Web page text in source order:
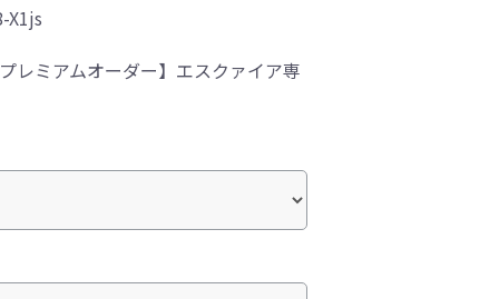
X1js
レミアムオーダー】エスクァイア専